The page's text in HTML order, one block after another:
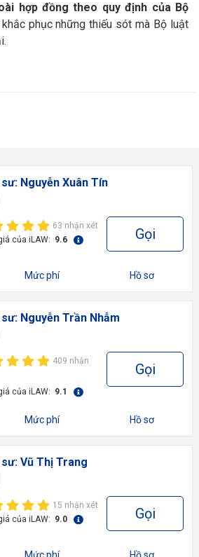
hợp đồng theo quy định của Bộ
phục những thiếu sót mà Bộ luật
sư: Nguyễn Xuân Tín
63 nhận xét
của iLAW: 9.6 Gọi
Mức phí Hồ sơ
sư: Nguyễn Trần Nhẫm
409 nhận
của iLAW: 9.1
Gọi
Mức phí Hồ sơ
sư: Vũ Thị Trang
15 nhận xét
của iLAW: 9.0 Gọi